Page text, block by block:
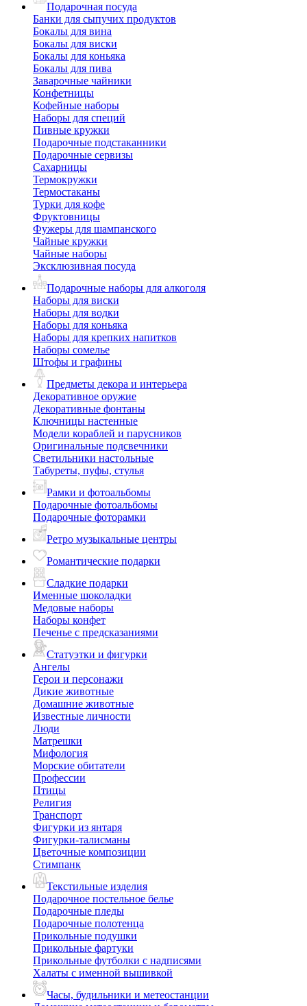
Подарочная посуда
Банки для сыпучих продуктов
Бокалы для вина
Бокалы для виски
Бокалы для коньяка
Бокалы для пива
Заварочные чайники
Конфетницы
Кофейные наборы
Наборы для специй
Пивные кружки
Подарочные подстаканники
Подарочные сервизы
Сахарницы
Термокружки
Термостаканы
Турки для кофе
Фруктовницы
Фужеры для шампанского
Чайные кружки
Чайные наборы
Эксклюзивная посуда
Подарочные наборы для алкоголя
Наборы для виски
Наборы для водки
Наборы для коньяка
Наборы для крепких напитков
Наборы сомелье
Штофы и графины
Предметы декора и интерьера
Декоративное оружие
Декоративные фонтаны
Ключницы настенные
Модели кораблей и парусников
Оригинальные подсвечники
Светильники настольные
Табуреты, пуфы, стулья
Рамки и фотоальбомы
Подарочные фотоальбомы
Подарочные фоторамки
Ретро музыкальные центры
Романтические подарки
Сладкие подарки
Именные шоколадки
Медовые наборы
Наборы конфет
Печенье с предсказаниями
Статуэтки и фигурки
Ангелы
Герои и персонажи
Дикие животные
Домашние животные
Известные личности
Люди
Матрешки
Мифология
Морские обитатели
Профессии
Птицы
Религия
Транспорт
Фигурки из янтаря
Фигурки-талисманы
Цветочные композиции
Стимпанк
Текстильные изделия
Подарочное постельное белье
Подарочные пледы
Подарочные полотенца
Прикольные подушки
Прикольные фартуки
Прикольные футболки с надписями
Халаты с именной вышивкой
Часы, будильники и метеостанции